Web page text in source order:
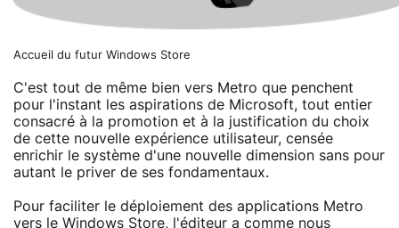
Accueil du futur Windows Store
C'est tout de même bien vers Metro que penchent
pour l'instant les aspirations de Microsoft, tout entier
consacré à la promotion et à la justification du choix
de cette nouvelle expérience utilisateur, censée
enrichir le système d'une nouvelle dimension sans pour
autant le priver de ses fondamentaux.
Pour faciliter le déploiement des applications Metro
vers le Windows Store, l'éditeur a comme nous